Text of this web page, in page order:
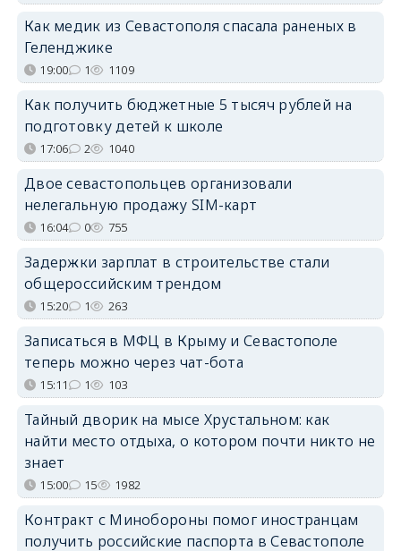
Как медик из Севастополя спасала раненых в
Геленджике
19:00 1 1109
Как получить бюджетные 5 тысяч рублей на
подготовку детей к школе
17:06 2 1040
Двое севастопольцев организовали
нелегальную продажу SIM-карт
16:04 0 755
Задержки зарплат в строительстве стали
общероссийским трендом
15:20 1 263
Записаться в МФЦ в Крыму и Севастополе
теперь можно через чат-бота
15:11 1 103
Тайный дворик на мысе Хрустальном: как
найти место отдыха, о котором почти никто не
знает
15:00 15 1982
Контракт с Минобороны помог иностранцам
получить российские паспорта в Севастополе